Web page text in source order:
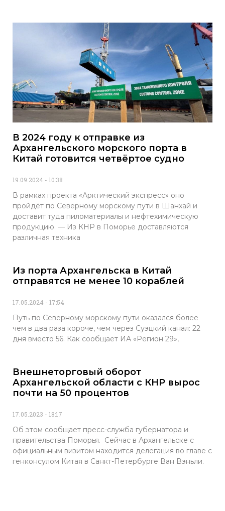
В 2024 году к отправке из
Архангельского морского порта в
Китай готовится четвёртое судно
19.09.2024 10:38
В рамках проекта «Арктический экспресс» оно
пройдёт по Северному морскому пути в Шанхай и
доставит туда пиломатериалы и нефтехимическую
продукцию. — Из КНР в Поморье доставляются
различная техника
Из порта Архангельска в Китай
отправятся не менее 10 кораблей
17.05.2024 17:54
Путь по Северному морскому пути оказался более
чем в два раза короче, чем через Суэцкий канал: 22
дня вместо 56. Как сообщает ИА «Регион 29»,
Внешнеторговый оборот
Архангельской области с КНР вырос
почти на 50 процентов
17.05.2023 18:17
Об этом сообщает пресс-служба губернатора и
правительства Поморья. Сейчас в Архангельске с
официальным визитом находится делегация во главе с
генконсулом Китая в Санкт-Петербурге Ван Вэньли.